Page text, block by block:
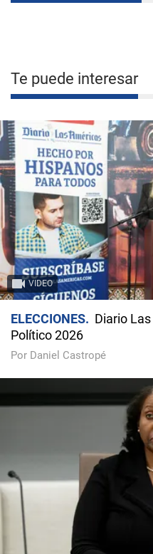
Te puede interesar
VIDEO
ELECCIONES
Diario
Político 2026
Por Daniel Castropé